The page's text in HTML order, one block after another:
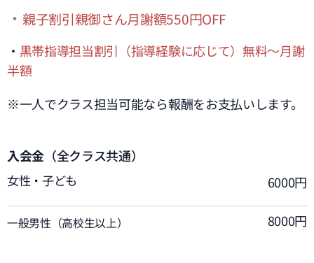
・ 親子割引親御さん月謝額550円OFF
・ 黒帯指導担当割引（指導経験に応じて）無料～月謝
半額
※一人でクラス担当可能なら報酬をお支払いします。
入会金 （全クラス共通）
女性・子ども 6000円
一般男性（高校生以上） 8000円